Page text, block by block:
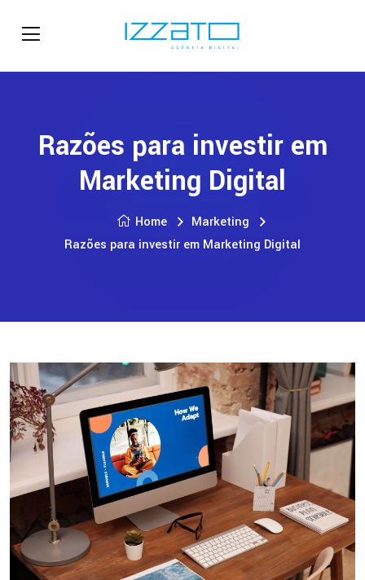
Razões para investir em
Marketing Digital
Home
Marketing
Razões para investir em Marketing Digital